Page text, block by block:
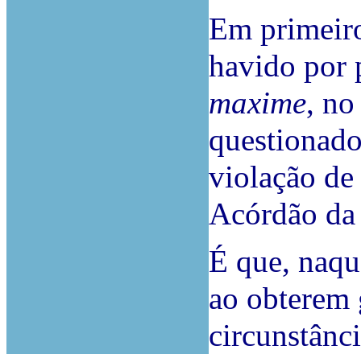
Em
havido por
maxime,
violação
Acórdão
É que,
ao obterem